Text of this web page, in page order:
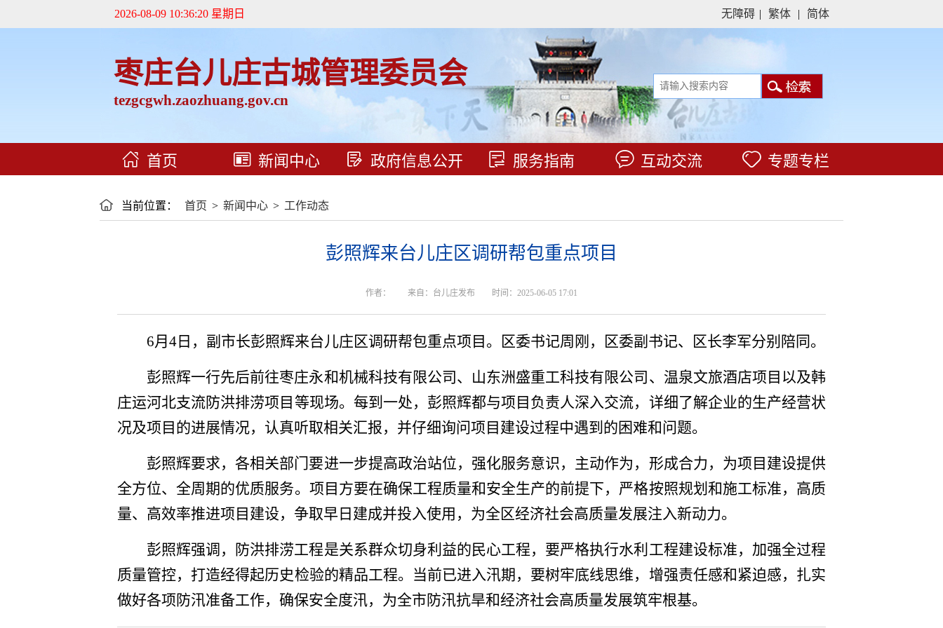
2026-08-09 10:36:21 星期日 无障碍 | 繁体 | 简体
枣庄台儿庄古城管理委员会
tezgcgwh.zaozhuang.gov.cn
首页 新闻中心 政府信息公开 服务指南 互动交流 专题专栏
当前位置： 首页 > 新闻中心 > 工作动态
彭照辉来台儿庄区调研帮包重点项目
作者： 来自：台儿庄发布 时间：2025-06-05 17:01
6月4日，副市长彭照辉来台儿庄区调研帮包重点项目。区委书记周刚，区委副书记、区长李军分别陪同。
彭照辉一行先后前往枣庄永和机械科技有限公司、山东洲盛重工科技有限公司、温泉文旅酒店项目以及韩
庄运河北支流防洪排涝项目等现场。每到一处，彭照辉都与项目负责人深入交流，详细了解企业的生产经营状
况及项目的进展情况，认真听取相关汇报，并仔细询问项目建设过程中遇到的困难和问题。
彭照辉要求，各相关部门要进一步提高政治站位，强化服务意识，主动作为，形成合力，为项目建设提供
全方位、全周期的优质服务。项目方要在确保工程质量和安全生产的前提下，严格按照规划和施工标准，高质
量、高效率推进项目建设，争取早日建成并投入使用，为全区经济社会高质量发展注入新动力。
彭照辉强调，防洪排涝工程是关系群众切身利益的民心工程，要严格执行水利工程建设标准，加强全过程
质量管控，打造经得起历史检验的精品工程。当前已进入汛期，要树牢底线思维，增强责任感和紧迫感，扎实
做好各项防汛准备工作，确保安全度汛，为全市防汛抗旱和经济社会高质量发展筑牢根基。